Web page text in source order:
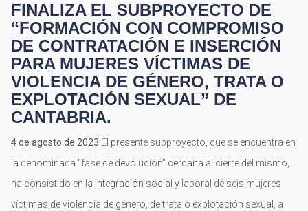
FINALIZA EL SUBPROYECTO DE
“FORMACIÓN CON COMPROMISO
DE CONTRATACIÓN E INSERCIÓN
PARA MUJERES VÍCTIMAS DE
VIOLENCIA DE GÉNERO, TRATA O
EXPLOTACIÓN SEXUAL” DE
CANTABRIA.
4 de agosto de 2023 El presente subproyecto, que se encuentra en
la denominada “fase de devolución” cercana al cierre del mismo,
ha consistido en la integración social y laboral de seis mujeres
víctimas de violencia de género, de trata o explotación sexual, a